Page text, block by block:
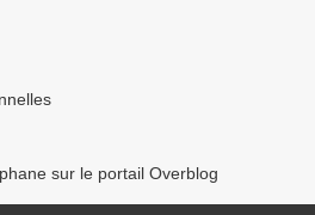
sur le portail Overblog